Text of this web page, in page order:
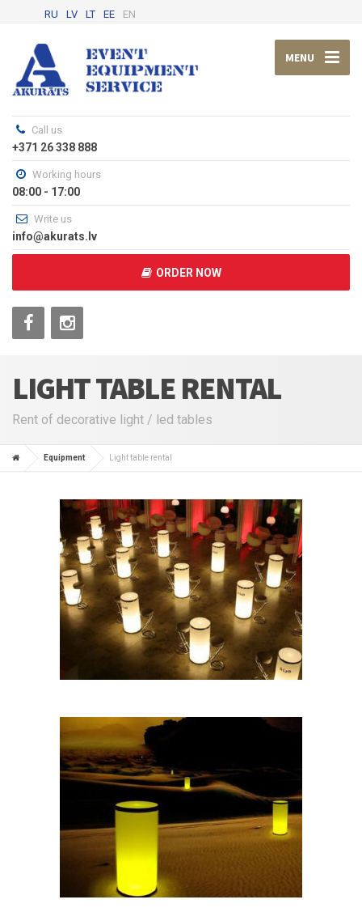
RU LV LT EE EN
MENU
Call us
+371 26 338 888
Working hours
08:00 - 17:00
Write us
info@akurats.lv
ORDER NOW
LIGHT TABLE RENTAL
Rent of decorative light / led tables
Equipment Light table rental